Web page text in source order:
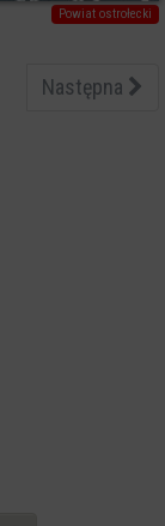
Powiat ostrołecki
Następna